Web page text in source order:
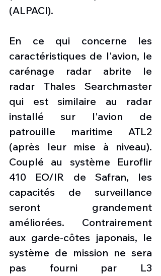
(ALPACI).
En ce qui concerne les
caractéristiques de l'avion, le
carénage radar abrite le
radar Thales Searchmaster
qui est similaire au radar
installé sur l'avion de
patrouille maritime ATL2
(après leur mise à niveau).
Couplé au système Euroflir
410 EO/IR de Safran, les
capacités de surveillance
seront grandement
améliorées. Contrairement
aux garde-côtes japonais, le
système de mission ne sera
pas fourni par L3